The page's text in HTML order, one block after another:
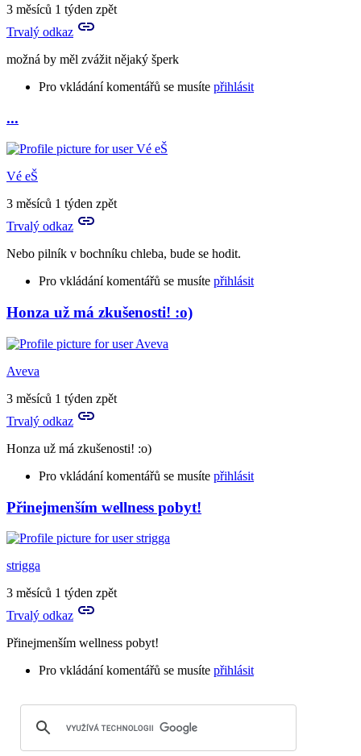
3 měsíců 1 týden zpět
Trvalý odkaz
možná by měl zvážit nějaký šperk
Pro vkládání komentářů se musíte přihlásit
...
Vé eŠ
3 měsíců 1 týden zpět
Trvalý odkaz
Nebo pilník v bochníku chleba, bude se hodit.
Pro vkládání komentářů se musíte přihlásit
In
reply
to
...
by
gleti
Honza už má zkušenosti! :o)
Aveva
3 měsíců 1 týden zpět
Trvalý odkaz
Honza už má zkušenosti! :o)
Pro vkládání komentářů se musíte přihlásit
Přinejmenším wellness pobyt!
strigga
3 měsíců 1 týden zpět
Trvalý odkaz
Přinejmenším wellness pobyt!
Pro vkládání komentářů se musíte přihlásit